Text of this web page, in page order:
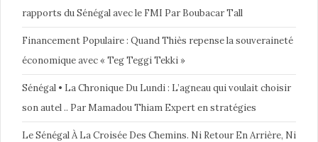
rapports du Sénégal avec le FMI Par Boubacar Tall
Financement Populaire : Quand Thiès repense la souveraineté
économique avec « Teg Teggi Tekki »
Sénégal • La Chronique Du Lundi : L’agneau qui voulait choisir
son autel .. Par Mamadou Thiam Expert en stratégies
Le Sénégal À La Croisée Des Chemins. Ni Retour En Arrière, Ni